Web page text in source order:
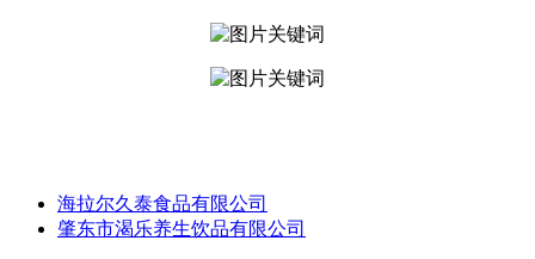
海拉尔久泰食品有限公司
肇东市渴乐养生饮品有限公司